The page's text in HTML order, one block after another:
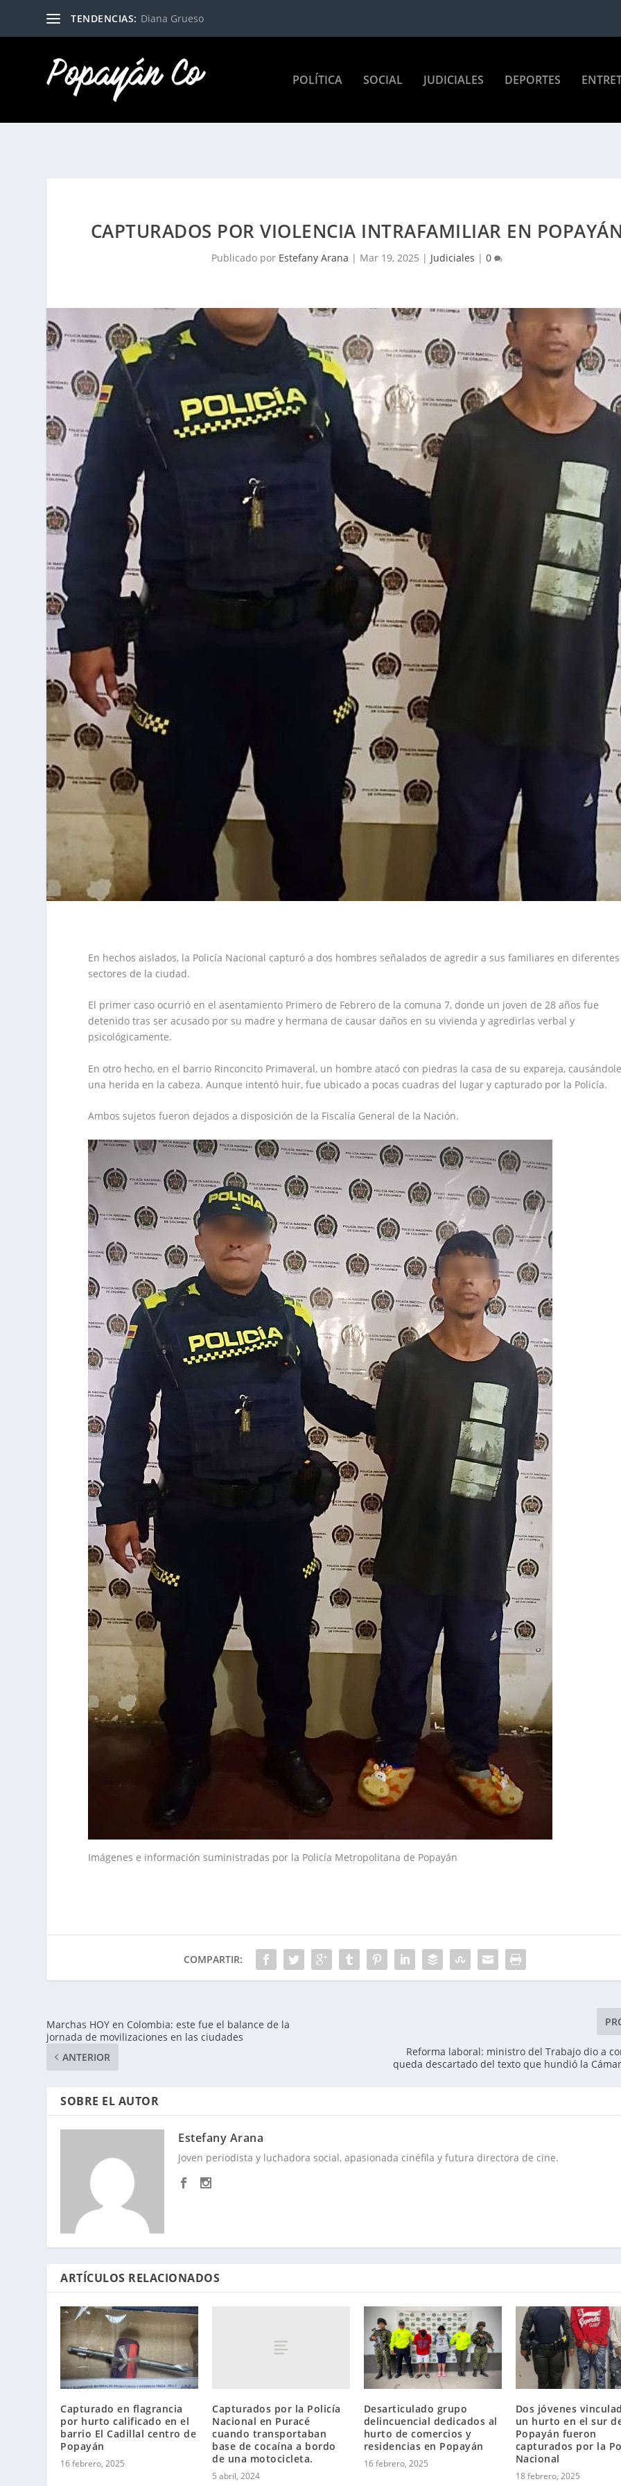
TENDENCIAS: Diana Grueso
POLÍTICA SOCIAL JUDICIALES DEPORTES
CAPTURADOS POR VIOLENCIA INTRAFAMILIAR EN
Publicado por Estefany Arana | Mar 19, 2025 | Judiciales | 0
En hechos aislados, la Policía Nacional capturó a dos hombres señalados de agredir a sus familiares en diferentes
sectores de la ciudad.
El primer caso ocurrió en el asentamiento Primero de Febrero de la comuna 7, donde un joven de 28 años fue
detenido tras ser acusado por su madre y hermana de causar daños en su vivienda y agredirlas verbal y
psicológicamente.
En otro hecho, en el barrio Rinconcito Primaveral, un hombre atacó con piedras la casa de su expareja,
una herida en la cabeza. Aunque intentó huir, fue ubicado a pocas cuadras del lugar y capturado por la Policía.
Ambos sujetos fueron dejados a disposición de la Fiscalía General de la Nación.
Imágenes e información suministradas por la Policía Metropolitana de Popayán
COMPARTIR:
Marchas HOY en Colombia: este fue el balance de la
jornada de movilizaciones en las ciudades
ANTERIOR
Reforma laboral: ministro del Trabajo dio a
queda descartado del texto que hundió la
SOBRE EL AUTOR
Estefany Arana
Joven periodista y luchadora social, apasionada cinéfila y futura directora de cine.
ARTÍCULOS RELACIONADOS
Capturado en flagrancia
por hurto calificado en el
barrio El Cadillal centro de
Popayán
16 febrero, 2025
Capturados por la Policía
Nacional en Puracé
cuando transportaban
base de cocaína a bordo
de una motocicleta.
5 abril, 2024
Desarticulado grupo
delincuencial dedicados al
hurto de comercios y
residencias en Popayán
16 febrero, 2025
Dos jóvenes
un hurto en el sur
Popayán fueron
capturados por la
Nacional
18 febrero, 2025